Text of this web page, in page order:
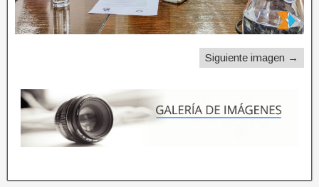
Siguiente imagen →